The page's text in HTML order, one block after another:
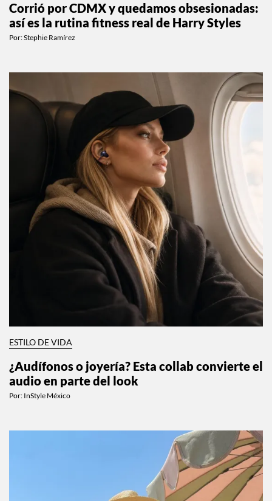
Corrió por CDMX y quedamos obsesionadas:
así es la rutina fitness real de Harry Styles
Por:Stephie Ramírez
ESTILO DE VIDA
¿Audífonos o joyería? Esta collab convierte el
audio en parte del look
Por: InStyle México